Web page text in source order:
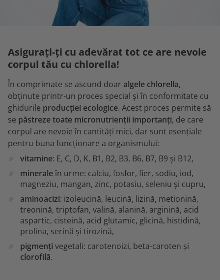
Asigurați-ți cu adevărat tot ce are nevoie
corpul tău cu chlorella!
În comprimate se ascund doar algele chlorella,
obținute printr-un proces special și în conformitate cu
ghidurile producției ecologice. Acest proces permite să
se păstreze toate micronutrienții importanți, de care
corpul are nevoie în cantități mici, dar sunt esențiale
pentru buna funcționare a organismului:
vitamine: E, C, D, K, B1, B2, B3, B6, B7, B9 și B12,
mineraleîn urme: calciu, fosfor, fier, sodiu, iod,
magneziu, mangan, zinc, potasiu, seleniu și cupru,
aminoacizi: izoleucină, leucină, lizină, metionină,
treonină, triptofan, valină, alanină, arginină, acid
aspartic, cisteină, acid glutamic, glicină, histidină,
prolina, serină și tirozină,
pigmenți vegetali: carotenoizi, beta-caroten și
clorofilă.